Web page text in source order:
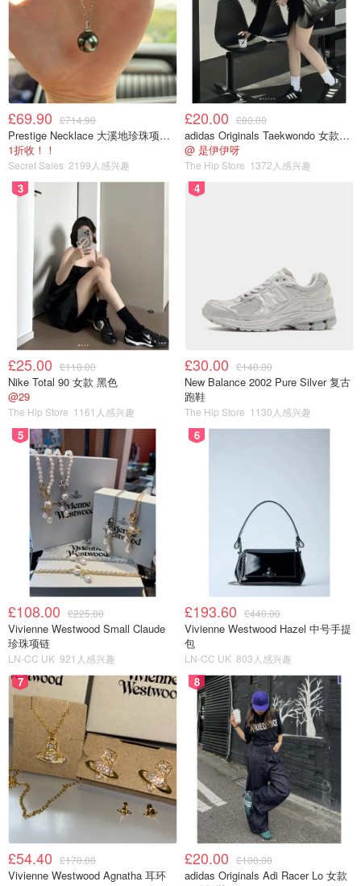
效果不会太明显，所以想要初抗老，追求肌肤维稳的小姐
妹，这个很合适哦！而且Lina还发现，为什么小棕瓶销量这
么好，这么火，因为他们家的产品定位真的很聪明啊！主打
肌肤维稳，熬夜，污染，紫外线，蓝光，臭氧都会让肌肤变
脆弱，从而出现肌肤问题。而这些不都是我们每个人日常都
要经历的事嘛，所以每个人都需要小棕瓶帮我们加强皮肤屏
障功能啊！于是 小棕瓶就变成了每个人的必备，因为不管
你的年龄，你的肤质，你都需要肌肤稳定，所以你就想买
啊！他们的定位是不是很聪明，有木有！！雅诗兰黛在广告
方面也是没少花钱，为什么这么火？你懂了吧！不过小棕瓶
确实有些很好的科技和成分在里面，不能说全靠产品定位，
没有点真材实料，也不会这么多年了，依旧是王牌！还是值
得大家去试试的！
质地，香味和包装
图片来自于@Lina ，版权属于原作者
黄色透明的液体，流动性一般，延展性很不错，无油配方，
吸收速度非常快，最后肤感非常清爽不油腻，残留感很小，
对肌肤没什么负担。味道也比较淡，有一点淡淡的清香。玻
璃瓶很有质感，滴管设计比较卫生又可以帮助控制用量，棕
色的瓶身，加强避光性，帮助保持活性物的活性。
使用方法
虽然小棕瓶白天也可以使用，但最好是晚上使用，因为它主
打修复功效，大家都知道晚上是肌肤修复的最好时机，所以
晚上使用会有事半功倍的效果。用在护肤水之后，面霜之
£69.90 £714.90
Prestige Necklace 大溪地珍珠项链 10-11mm
1折收！！
Secret Sales 2199人感兴趣
£20.00 £80.00
adidas Originals Taekwondo 女款黑色运动鞋
@ 是伊伊呀
The Hip Store 1372人感兴趣
3
£25.00 £110.00
Nike Total 90 女款 黑色
@29
The Hip Store 1161人感兴趣
4
£30.00 £140.00
New Balance 2002 Pure Silver 复古
跑鞋
The Hip Store 1130人感兴趣
5
£108.00 £225.00
Vivienne Westwood Small Claude
珍珠项链
LN-CC UK 921人感兴趣
6
£193.60 £440.00
Vivienne Westwood Hazel 中号手提
包
LN-CC UK 803人感兴趣
7
£54.40 £170.00
Vivienne Westwood Agnatha 耳环
8
£20.00 £100.00
adidas Originals Adi Racer Lo 女款